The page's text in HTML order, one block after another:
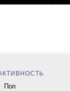
Поп